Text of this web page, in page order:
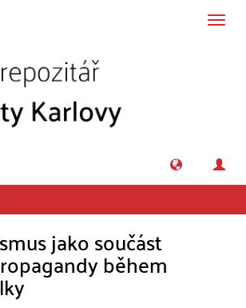
jako součást
během